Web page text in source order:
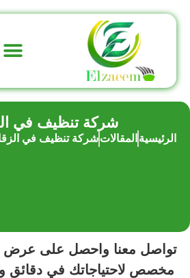
شركة تنظيف في
الرئيسية المقالاتشركة تنظيف في
تواصل معنا واحصل على
مخصص لاحتياجاتك في